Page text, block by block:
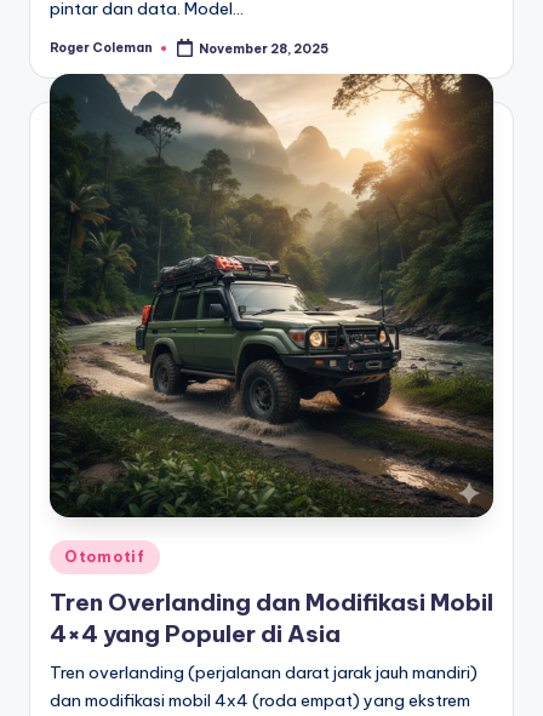
pintar dan data. Model…
Posted
Roger Coleman November 28, 2025
Posted
in
Otomotif
Tren Overlanding dan Modifikasi Mobil
4×4 yang Populer di Asia
Tren overlanding (perjalanan darat jarak jauh mandiri)
dan modifikasi mobil 4x4 (roda empat) yang ekstrem